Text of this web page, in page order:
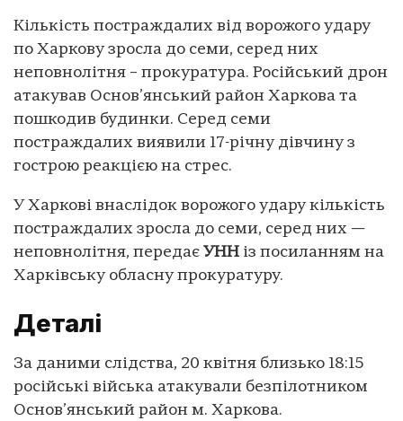
Кількість постраждалих від ворожого удару
по Харкову зросла до семи, серед них
неповнолітня – прокуратура. Російський дрон
атакував Основ’янський район Харкова та
пошкодив будинки. Серед семи
постраждалих виявили 17-річну дівчину з
гострою реакцією на стрес.
У Харкові внаслідок ворожого удару кількість
постраждалих зросла до семи, серед них —
неповнолітня, передає УНН із посиланням на
Харківську обласну прокуратуру.
Деталі
За даними слідства, 20 квітня близько 18:15
російські війська атакували безпілотником
Основ’янський район м. Харкова.